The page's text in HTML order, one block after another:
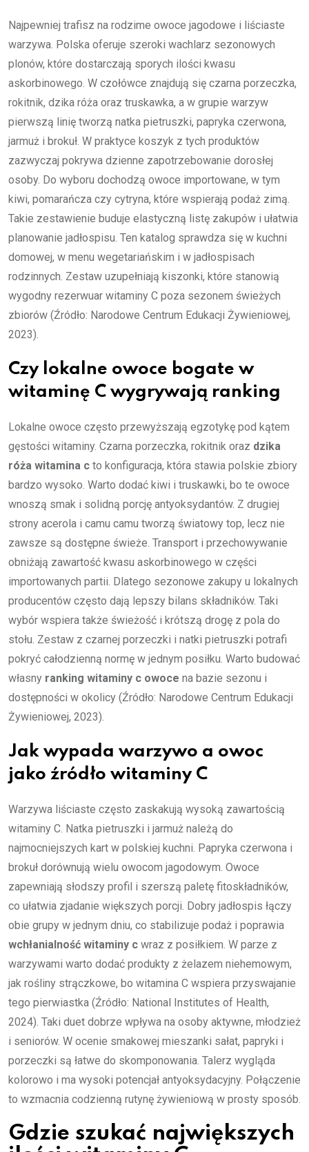
Najpewniej trafisz na rodzime owoce jagodowe i liściaste
warzywa. Polska oferuje szeroki wachlarz sezonowych
plonów, które dostarczają sporych ilości kwasu
askorbinowego. W czołówce znajdują się czarna porzeczka,
rokitnik, dzika róża oraz truskawka, a w grupie warzyw
pierwszą linię tworzą natka pietruszki, papryka czerwona,
jarmuż i brokuł. W praktyce koszyk z tych produktów
zazwyczaj pokrywa dzienne zapotrzebowanie dorosłej
osoby. Do wyboru dochodzą owoce importowane, w tym
kiwi, pomarańcza czy cytryna, które wspierają podaż zimą.
Takie zestawienie buduje elastyczną listę zakupów i ułatwia
planowanie jadłospisu. Ten katalog sprawdza się w kuchni
domowej, w menu wegetariańskim i w jadłospisach
rodzinnych. Zestaw uzupełniają kiszonki, które stanowią
wygodny rezerwuar witaminy C poza sezonem świeżych
zbiorów (Źródło: Narodowe Centrum Edukacji Żywieniowej,
2023).
Czy lokalne owoce bogate w
witaminę C wygrywają ranking
Lokalne owoce często przewyższają egzotykę pod kątem
gęstości witaminy. Czarna porzeczka, rokitnik oraz dzika
róża witamina c to konfiguracja, która stawia polskie zbiory
bardzo wysoko. Warto dodać kiwi i truskawki, bo te owoce
wnoszą smak i solidną porcję antyoksydantów. Z drugiej
strony acerola i camu camu tworzą światowy top, lecz nie
zawsze są dostępne świeże. Transport i przechowywanie
obniżają zawartość kwasu askorbinowego w części
importowanych partii. Dlatego sezonowe zakupy u lokalnych
producentów często dają lepszy bilans składników. Taki
wybór wspiera także świeżość i krótszą drogę z pola do
stołu. Zestaw z czarnej porzeczki i natki pietruszki potrafi
pokryć całodzienną normę w jednym posiłku. Warto budować
własny ranking witaminy c owoce na bazie sezonu i
dostępności w okolicy (Źródło: Narodowe Centrum Edukacji
Żywieniowej, 2023).
Jak wypada warzywo a owoc
jako źródło witaminy C
Warzywa liściaste często zaskakują wysoką zawartością
witaminy C. Natka pietruszki i jarmuż należą do
najmocniejszych kart w polskiej kuchni. Papryka czerwona i
brokuł dorównują wielu owocom jagodowym. Owoce
zapewniają słodszy profil i szerszą paletę fitoskładników,
co ułatwia zjadanie większych porcji. Dobry jadłospis łączy
obie grupy w jednym dniu, co stabilizuje podaż i poprawia
wchłanialność witaminy c wraz z posiłkiem. W parze z
warzywami warto dodać produkty z żelazem niehemowym,
jak rośliny strączkowe, bo witamina C wspiera przyswajanie
tego pierwiastka (Źródło: National Institutes of Health,
2024). Taki duet dobrze wpływa na osoby aktywne, młodzież
i seniorów. W ocenie smakowej mieszanki sałat, papryki i
porzeczki są łatwe do skomponowania. Talerz wygląda
kolorowo i ma wysoki potencjał antyoksydacyjny. Połączenie
to wzmacnia codzienną rutynę żywieniową w prosty sposób.
Gdzie szukać największych